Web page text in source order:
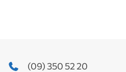
(09) 350 52 20